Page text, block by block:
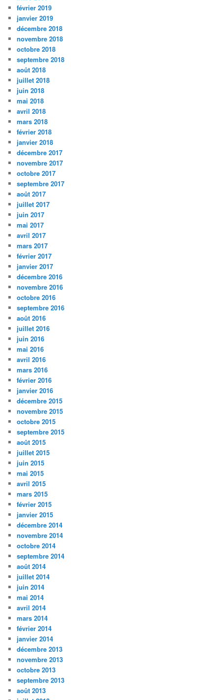
février 2019
janvier 2019
décembre 2018
novembre 2018
octobre 2018
septembre 2018
août 2018
juillet 2018
juin 2018
mai 2018
avril 2018
mars 2018
février 2018
janvier 2018
décembre 2017
novembre 2017
octobre 2017
septembre 2017
août 2017
juillet 2017
juin 2017
mai 2017
avril 2017
mars 2017
février 2017
janvier 2017
décembre 2016
novembre 2016
octobre 2016
septembre 2016
août 2016
juillet 2016
juin 2016
mai 2016
avril 2016
mars 2016
février 2016
janvier 2016
décembre 2015
novembre 2015
octobre 2015
septembre 2015
août 2015
juillet 2015
juin 2015
mai 2015
avril 2015
mars 2015
février 2015
janvier 2015
décembre 2014
novembre 2014
octobre 2014
septembre 2014
août 2014
juillet 2014
juin 2014
mai 2014
avril 2014
mars 2014
février 2014
janvier 2014
décembre 2013
novembre 2013
octobre 2013
septembre 2013
août 2013